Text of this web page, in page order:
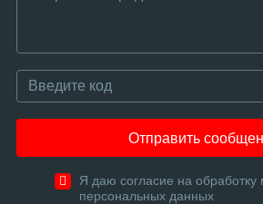
Отправить
Я даю согласие на обработку
персональных данных